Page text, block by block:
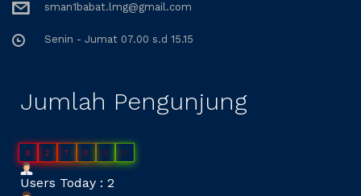
sman1babat.lmg@gmail.com
Senin - Jumat 07.00 s.d 15.15
Jumlah Pengunjung
0 2 7 9 3 9
Users Today : 2